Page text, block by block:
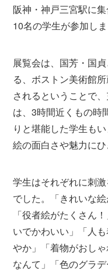
阪神・神戸三宮駅に
10名の学生が参加しま
展覧会は、国芳・国
る、ボストン美術館
されるということで
は、3時間近くもの時
りと堪能した学生も
絵の面白さや魅力にひ
学生はそれぞれに刺
でした。「きれいな
「役者絵がたくさん
いでかわいい」「人
やか」「着物がおし
なんて」「色のグラ